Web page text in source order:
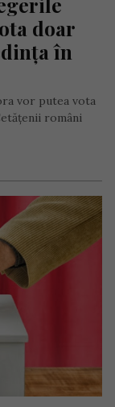
doar
în
vor putea vota
români